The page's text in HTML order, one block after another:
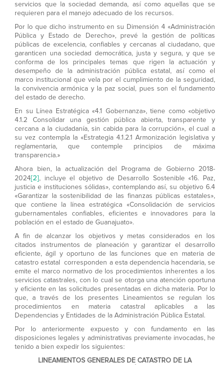
servicios que la sociedad demanda, así como aquellas que se
requieren para el manejo adecuado de los recursos.
Por lo que dicho instrumento en su Dimensión 4 «Administración
Pública y Estado de Derecho», prevé la gestión de políticas
públicas de excelencia, confiables y cercanas al ciudadano, que
garanticen una sociedad democrática, justa y segura, y que se
conforma de los principales temas que rigen la actuación y
desempeño de la administración pública estatal, así como el
marco institucional que vela por el cumplimiento de la seguridad,
la convivencia armónica y la paz social, pues son el fundamento
del estado de derecho.
En su Línea Estratégica «4.1 Gobernanza», tiene como «objetivo
4.1.2 Consolidar una gestión pública abierta, transparente y
cercana a la ciudadanía, sin cabida para la corrupción», el cual a
su vez contempla la «Estrategia 4.1.2.1 Armonización legislativa y
reglamentaria, que contemple principios de máxima
transparencia.»
Ahora bien, la actualización del Programa de Gobierno 2018-
2024[2], incluye el objetivo de Desarrollo Sostenible «16. Paz,
justicia e instituciones sólidas», contemplando así, su objetivo 6.4
«Garantizar la sostenibilidad de las finanzas públicas estatales»,
que contiene la línea estratégica «Consolidación de servicios
gubernamentales confiables, eficientes e innovadores para la
población en el estado de Guanajuato».
A fin de alcanzar los objetivos y metas considerados en los
citados instrumentos de planeación y garantizar el desarrollo
eficiente, ágil y oportuno de las funciones que en materia de
catastro estatal corresponden a esta dependencia hacendaria, se
emite el marco normativo de los procedimientos inherentes a los
servicios catastrales, con lo cual se otorga una atención oportuna
y eficiente en las solicitudes presentadas en dicha materia. Por lo
que, a través de los presentes Lineamientos se regulan los
procedimientos en materia catastral aplicables a las
Dependencias y Entidades de la Administración Pública Estatal.
Por lo anteriormente expuesto y con fundamento en las
disposiciones legales y administrativas previamente invocadas, he
tenido a bien expedir los siguientes:
LINEAMIENTOS GENERALES DE CATASTRO DE LA